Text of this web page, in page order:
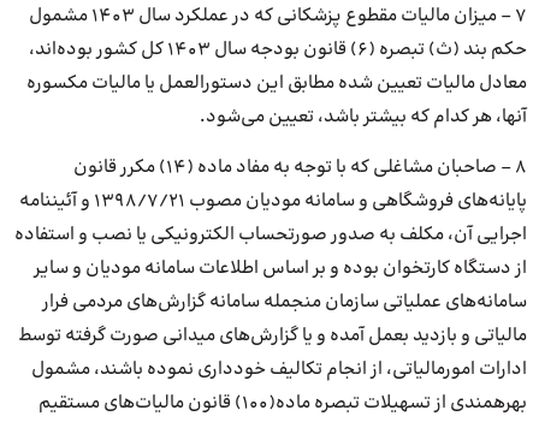
۷ – میزان مالیات مقطوع پزشکانی که در عملکرد سال ۱۴۰۳ مشمول
حکم بند (ث) تبصره (۶) قانون بودجه سال ۱۴۰۳ کل کشور بوده‌اند،
معادل مالیات تعیین شده مطابق این دستورالعمل یا مالیات مکسوره
آنها، هر کدام که بیشتر باشد، تعیین می‌شود.
۸ – صاحبان مشاغلی که با توجه به مفاد ماده (۱۴) مکرر قانون
پایانه‌های فروشگاهی و سامانه مودیان مصوب ۱۳۹۸/۷/۲۱ و آئیننامه
اجرایی آن، مکلف به صدور صورتحساب الکترونیکی یا نصب و استفاده
از دستگاه کارتخوان بوده و بر اساس اطلاعات سامانه مودیان و سایر
سامانه‌های عملیاتی سازمان منجمله سامانه گزارش‌های مردمی فرار
مالیاتی و بازدید بعمل آمده و یا گزارش‌های میدانی صورت گرفته توسط
ادارات امورمالیاتی، از انجام تکالیف خودداری نموده باشند، مشمول
بهرهمندی از تسهیلات تبصره ماده(۱۰۰) قانون مالیات‌های مستقیم